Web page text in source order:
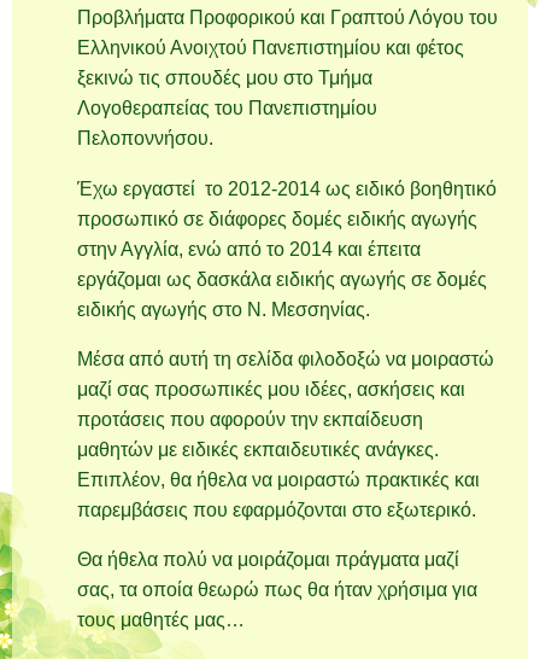
Προβλήματα Προφορικού και Γραπτού Λόγου του
Ελληνικού Ανοιχτού Πανεπιστημίου και φέτος
ξεκινώ τις σπουδές μου στο Τμήμα
Λογοθεραπείας του Πανεπιστημίου
Πελοποννήσου.
Έχω εργαστεί το 2012-2014 ως ειδικό βοηθητικό
προσωπικό σε διάφορες δομές ειδικής αγωγής
στην Αγγλία, ενώ από το 2014 και έπειτα
εργάζομαι ως δασκάλα ειδικής αγωγής σε δομές
ειδικής αγωγής στο Ν. Μεσσηνίας.
Μέσα από αυτή τη σελίδα φιλοδοξώ να μοιραστώ
μαζί σας προσωπικές μου ιδέες, ασκήσεις και
προτάσεις που αφορούν την εκπαίδευση
μαθητών με ειδικές εκπαιδευτικές ανάγκες.
Επιπλέον, θα ήθελα να μοιραστώ πρακτικές και
παρεμβάσεις που εφαρμόζονται στο εξωτερικό.
Θα ήθελα πολύ να μοιράζομαι πράγματα μαζί
σας, τα οποία θεωρώ πως θα ήταν χρήσιμα για
τους μαθητές μας…